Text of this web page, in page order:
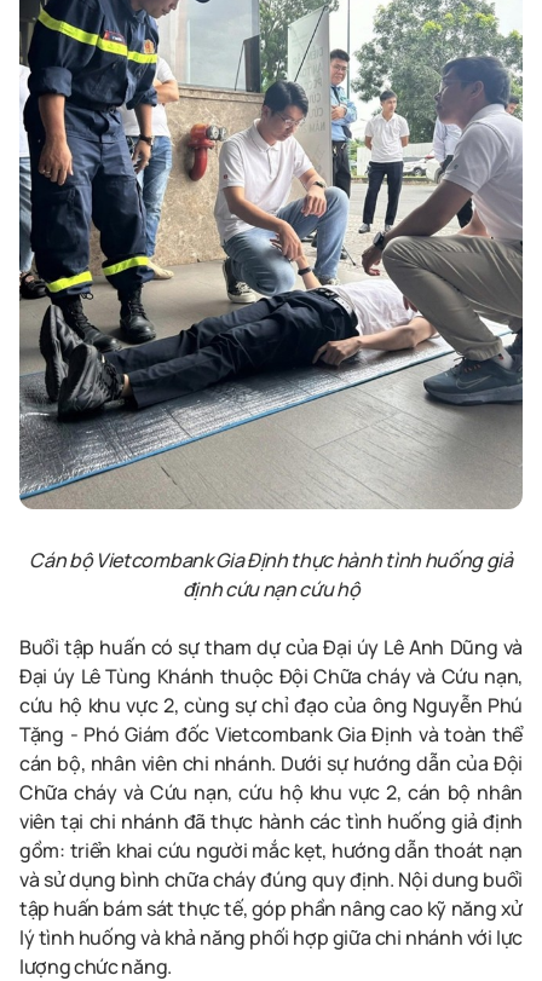
Cán bộ Vietcombank Gia Định thực hành tình huống giả
định cứu nạn cứu hộ
Buổi tập huấn có sự tham dự của Đại úy Lê Anh Dũng và
Đại úy Lê Tùng Khánh thuộc Đội Chữa cháy và Cứu nạn,
cứu hộ khu vực 2, cùng sự chỉ đạo của ông Nguyễn Phú
Tặng - Phó Giám đốc Vietcombank Gia Định và toàn thể
cán bộ, nhân viên chi nhánh. Dưới sự hướng dẫn của Đội
Chữa cháy và Cứu nạn, cứu hộ khu vực 2, cán bộ nhân
viên tại chi nhánh đã thực hành các tình huống giả định
gồm: triển khai cứu người mắc kẹt, hướng dẫn thoát nạn
và sử dụng bình chữa cháy đúng quy định. Nội dung buổi
tập huấn bám sát thực tế, góp phần nâng cao kỹ năng xử
lý tình huống và khả năng phối hợp giữa chi nhánh với lực
lượng chức năng.